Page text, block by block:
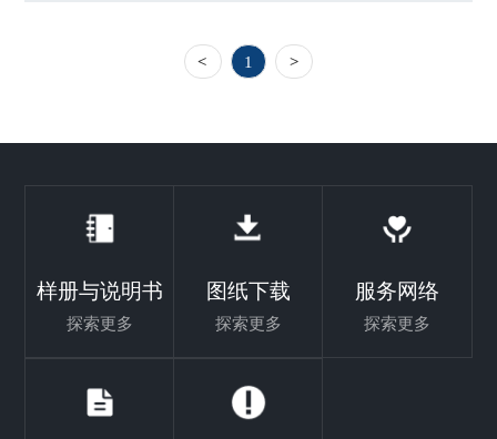
< 1 >
样册与说明书
探索更多
图纸下载
探索更多
服务网络
探索更多